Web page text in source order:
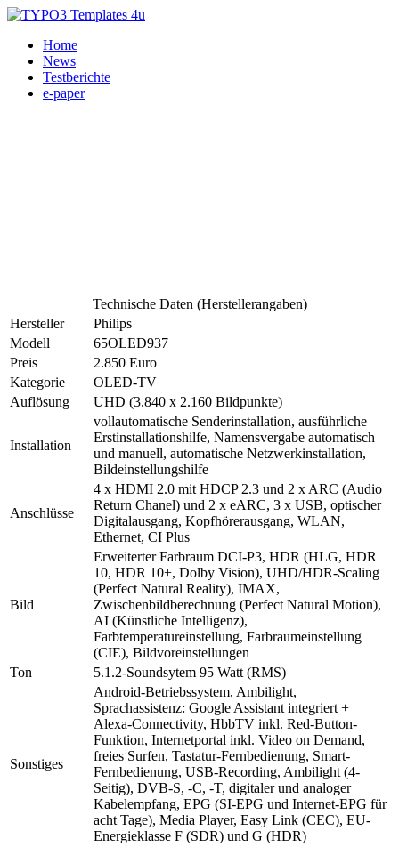
Home
News
Testberichte
e-paper
Technische Daten (Herstellerangaben)
Hersteller
Philips
Modell
65OLED937
Preis
2.850 Euro
Kategorie
OLED-TV
Auflösung
UHD (3.840 x 2.160 Bildpunkte)
Installation
vollautomatische Senderinstallation, ausführliche
Erstinstallationshilfe, Namensvergabe automatisch
und manuell, automatische Netzwerkinstallation,
Bildeinstellungshilfe
Anschlüsse
4 x HDMI 2.0 mit HDCP 2.3 und 2 x ARC (Audio
Return Chanel) und 2 x eARC, 3 x USB, optischer
Digitalausgang, Kopfhörerausgang, WLAN,
Ethernet, CI Plus
Bild
Erweiterter Farbraum DCI-P3, HDR (HLG, HDR
10, HDR 10+, Dolby Vision), UHD/HDR-Scaling
(Perfect Natural Reality), IMAX,
Zwischenbildberechnung (Perfect Natural Motion),
AI (Künstliche Intelligenz),
Farbtemperatureinstellung, Farbraumeinstellung
(CIE), Bildvoreinstellungen
Ton
5.1.2-Soundsytem 95 Watt (RMS)
Sonstiges
Android-Betriebssystem, Ambilight,
Sprachassistenz: Google Assistant integriert +
Alexa-Connectivity, HbbTV inkl. Red-Button-
Funktion, Internetportal inkl. Video on Demand,
freies Surfen, Tastatur-Fernbedienung, Smart-
Fernbedienung, USB-Recording, Ambilight (4-
Seitig), DVB-S, -C, -T, digitaler und analoger
Kabelempfang, EPG (SI-EPG und Internet-EPG für
acht Tage), Media Player, Easy Link (CEC), EU-
Energieklasse F (SDR) und G (HDR)